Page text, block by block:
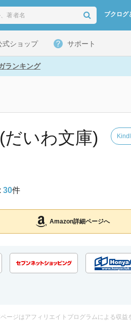
ブクログ
式ショップ サポート
ランキング
いわ文庫)
30件
Amazon詳細ページへ
ージはアフィリエイトプログラムによる収益